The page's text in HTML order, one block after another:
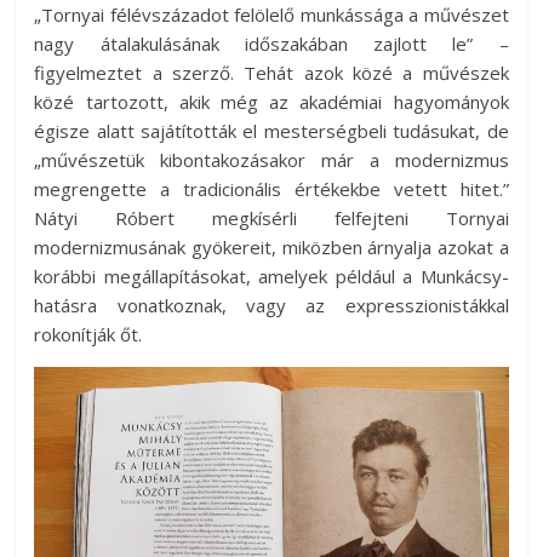
„Tornyai félévszázadot felölelő munkássága a művészet
nagy átalakulásának időszakában zajlott le” ­–
figyelmeztet a szerző. Tehát azok közé a művészek
közé tartozott, akik még az akadémiai hagyományok
égisze alatt sajátították el mesterségbeli tudásukat, de
„művészetük kibontakozásakor már a modernizmus
megrengette a tradicionális értékekbe vetett hitet.”
Nátyi Róbert megkísérli felfejteni Tornyai
modernizmusának gyökereit, miközben árnyalja azokat a
korábbi megállapításokat, amelyek például a Munkácsy-
hatásra vonatkoznak, vagy az expresszionistákkal
rokonítják őt.